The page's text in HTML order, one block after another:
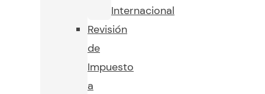
Internacional
Revisión
de
Impuesto
a